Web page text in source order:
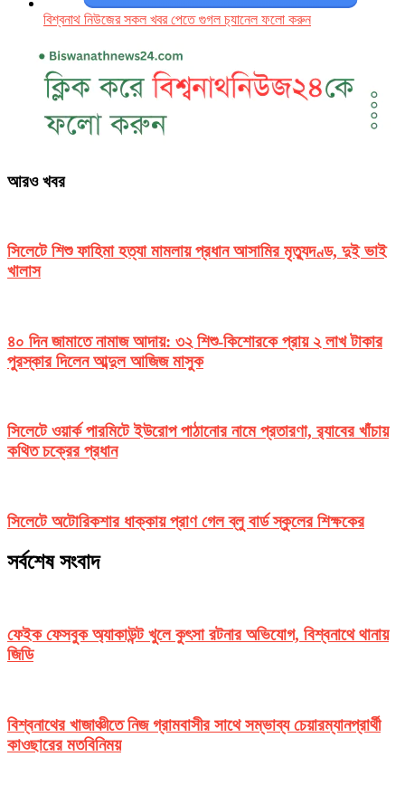
বিশ্বনাথ নিউজের সকল খবর পেতে গুগল চ‌্যানেল ফলো করুন
আরও খবর
সিলেটে শিশু ফাহিমা হত্যা মামলায় প্রধান আসামির মৃত্যুদণ্ড, দুই ভাই
খালাস
৪০ দিন জামাতে নামাজ আদায়: ৩২ শিশু-কিশোরকে প্রায় ২ লাখ টাকার
পুরস্কার দিলেন আব্দুল আজিজ মাসুক
সিলেটে ওয়ার্ক পারমিটে ইউরোপ পাঠানোর নামে প্রতারণা, র‌্যাবের খাঁচায়
কথিত চক্রের প্রধান
সিলেটে অটোরিকশার ধাক্কায় প্রাণ গেল ব্লু বার্ড স্কুলের শিক্ষকের
সর্বশেষ সংবাদ
ফেইক ফেসবুক অ্যাকাউন্ট খুলে কুৎসা রটনার অভিযোগ, বিশ্বনাথে থানায়
জিডি
বিশ্বনাথের খাজাঞ্চীতে নিজ গ্রামবাসীর সাথে সম্ভাব্য চেয়ারম্যানপ্রার্থী
কাওছারের মতবিনিময়